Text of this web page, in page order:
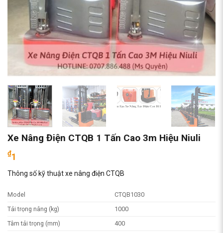
Xe Nâng Điện CTQB 1 Tấn Cao 3m Hiệu Niuli
₫1
Thông số kỹ thuật xe nâng điện CTQB
Model
CTQB1030
Tải trọng nâng (kg)
1000
Tâm tải trọng (mm)
400